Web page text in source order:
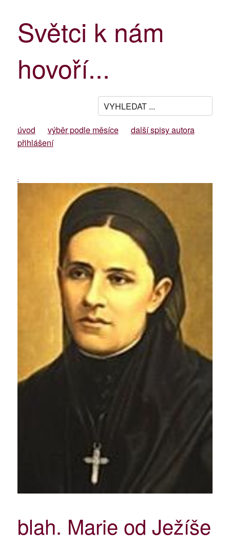
Světci k nám
hovoří...
úvod výběr podle měsíce
další spisy autora
přihlášení
-
blah. Marie od Ježíše